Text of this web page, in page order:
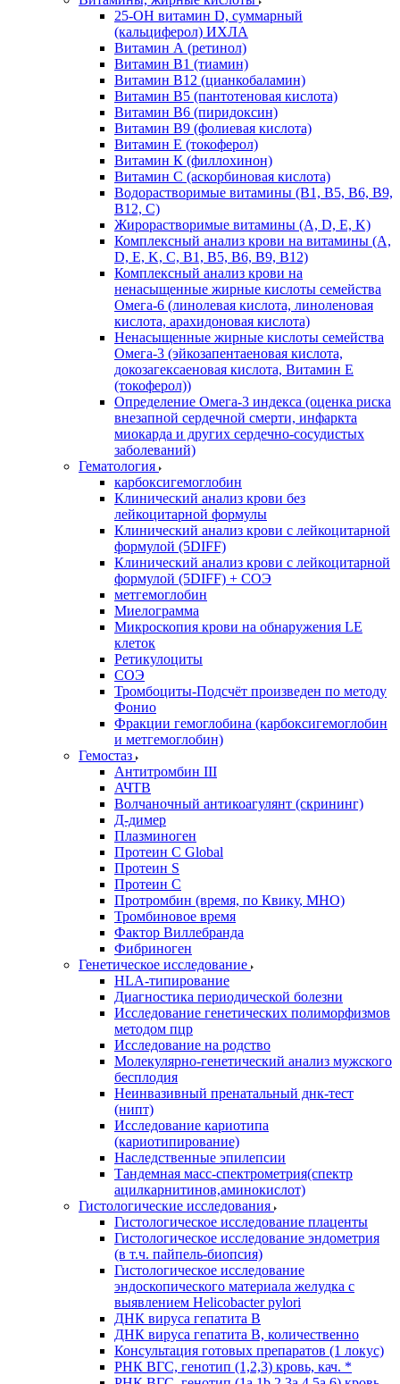
25-OH витамин D, суммарный
(кальциферол) ИХЛА
Витамин А (ретинол)
Витамин В1 (тиамин)
Витамин В12 (цианкобаламин)
Витамин В5 (пантотеновая кислота)
Витамин В6 (пиридоксин)
Витамин В9 (фолиевая кислота)
Витамин Е (токоферол)
Витамин К (филлохинон)
Витамин С (аскорбиновая кислота)
Водорастворимые витамины (B1, B5, B6, В9,
В12, С)
Жирорастворимые витамины (A, D, E, K)
Комплексный анализ крови на витамины (A,
D, E, K, C, B1, B5, B6, В9, B12)
Комплексный анализ крови на
ненасыщенные жирные кислоты семейства
Омега-6 (линолевая кислота, линоленовая
кислота, арахидоновая кислота)
Ненасыщенные жирные кислоты семейства
Омега-3 (эйкозапентаеновая кислота,
докозагексаеновая кислота, Витамин E
(токоферол))
Определение Омега-3 индекса (оценка риска
внезапной сердечной смерти, инфаркта
миокарда и других сердечно-сосудистых
заболеваний)
Гематология
карбоксигемоглобин
Клинический анализ крови без
лейкоцитарной формулы
Клинический анализ крови с лейкоцитарной
формулой (5DIFF)
Клинический анализ крови с лейкоцитарной
формулой (5DIFF) + СОЭ
метгемоглобин
Миелограмма
Микроскопия крови на обнаружения LE
клеток
Ретикулоциты
СОЭ
Тромбоциты-Подсчёт произведен по методу
Фонио
Фракции гемоглобина (карбоксигемоглобин
и метгемоглобин)
Гемостаз
Антитромбин III
АЧТВ
Волчаночный антикоагулянт (скрининг)
Д-димер
Плазминоген
Протеин C Global
Протеин S
Протеин С
Протромбин (время, по Квику, МНО)
Тромбиновое время
Фактор Виллебранда
Фибриноген
Генетическое исследование
HLA-типирование
Диагностика периодической болезни
Исследование генетических полиморфизмов
методом пцр
Исследование на родство
Молекулярно-генетический анализ мужского
бесплодия
Неинвазивный пренатальный днк-тест
(нипт)
Исследование кариотипа
(кариотипирование)
Наследственные эпилепсии
Тандемная масс-спектрометрия(спектр
ацилкарнитинов,аминокислот)
Гистологические исследования
Гистологическое исследование плаценты
Гистологическое исследование эндометрия
(в т.ч. пайпель-биопсия)
Гистологическое исследование
эндоскопического материала желудка с
выявлением Helicobacter pylori
ДНК вируса гепатита B
ДНК вируса гепатита B, количественно
Консультация готовых препаратов (1 локус)
РНК ВГC, генотип (1,2,3) кровь, кач. *